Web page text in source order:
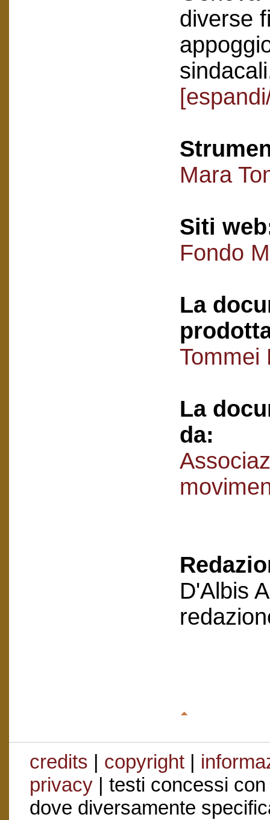
diverse
Mara
Siti
Fondo
La
Tommei
La
da:
D'Albis
credits | copyright|
privacy| testi concessi
dove diversamente